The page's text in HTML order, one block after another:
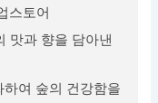
스토어
맛과 향을 담아낸
여 숲의 건강함을